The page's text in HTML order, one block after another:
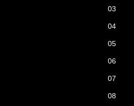
03
04
05
06
07
08